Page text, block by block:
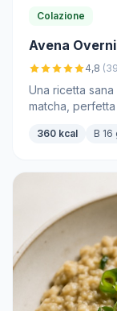
Colazione
Avena
4,8
Una ricetta
matcha,
360 kcal B 16